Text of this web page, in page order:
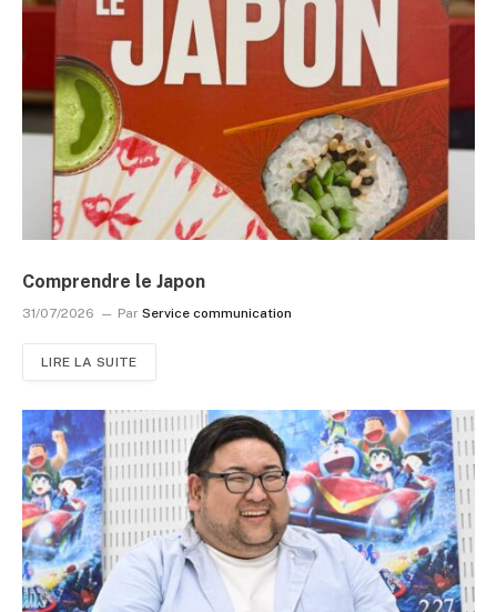
Comprendre le Japon
31/07/2026 Par Service communication
LIRE LA SUITE